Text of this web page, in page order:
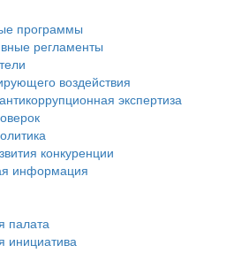
программы
регламенты
воздействия
экспертиза
конкуренции
информация
палата
инициатива